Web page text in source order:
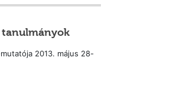
tanulmányok
2013. május 28-